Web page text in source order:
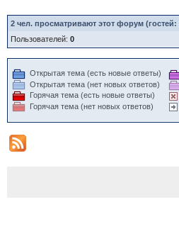
2чел. просматривают этот форум
Пользователей: 0
Открытая тема (есть новые ответы)
Открытая тема (нет новых ответов)
Горячая тема (есть новые ответы)
Горячая тема (нет новых ответов)